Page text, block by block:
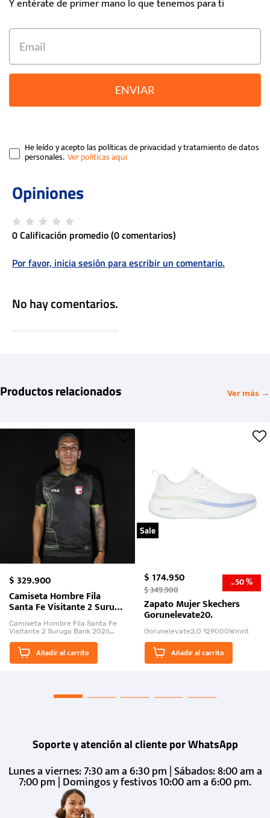
Y entérate de primer mano lo que tenemos para ti
ENVIAR
He leído y acepto las políticas de privacidad y tratamiento de datos
personales.
0 Calificación promedio(0 comentarios)
Por favor, inicia sesión para escribir un comentario.
No hay comentarios.
Productos relacionados Ver más →
$329.900
Camiseta Hombre Fila
Santa Fe Visitante 2 Suruga
Bank 2026
Camiseta Hombre Fila Santa Fe
Visitante 2 Suruga Bank 2026
El Rugido del Sol Naciente:
“Primeros para la Et...
Añadir al carrito
Sale
$174.950
$349.900 -50 %
Zapato Mujer Skechers
Gorunelevate20.
Gorunelevate2.0 129000Wmnt
Añadir al carrito
Soporte y atención al cliente por WhatsApp
Lunes a viernes: 7:30 am a 6:30 pm | Sábados: 8:00 am a
7:00 pm | Domingos y festivos 10:00 am a 6:00 pm.